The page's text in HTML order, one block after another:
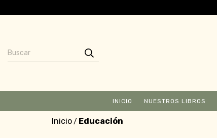
INICIO NUESTROS LIBROS
Inicio/ Educación